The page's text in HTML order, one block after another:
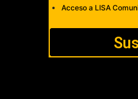
Acceso a LISA